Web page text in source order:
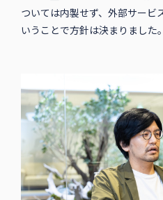
ついては内製せず、外部サービ
いうことで方針は決まりました。